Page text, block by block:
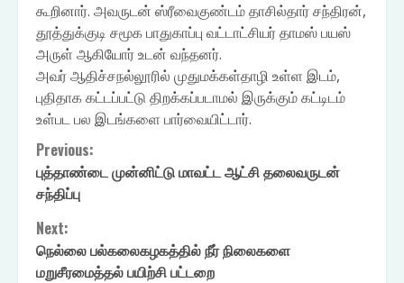
கூறினார். அவருடன் ஸ்ரீவைகுண்டம் தாசில்தார் சந்திரன்,
தூத்துக்குடி சமூக பாதுகாப்பு வட்டாட்சியர் தாமஸ் பயஸ்
அருள் ஆகியோர் உடன் வந்தனர்.
அவர் ஆதிச்சநல்லூரில் முதுமக்கள்தாழி உள்ள இடம்,
புதிதாக கட்டப்பட்டு திறக்கப்படாமல் இருக்கும் கட்டிடம்
உள்பட பல இடங்களை பார்வையிட்டார்.
Continue
Reading
Previous:
புத்தாண்டை முன்னிட்டு மாவட்ட ஆட்சி தலைவருடன்
சந்திப்பு
Next:
நெல்லை பல்கலைகழகத்தில் நீர் நிலைகளை
மறுசீரமைத்தல் பயிற்சி பட்டறை